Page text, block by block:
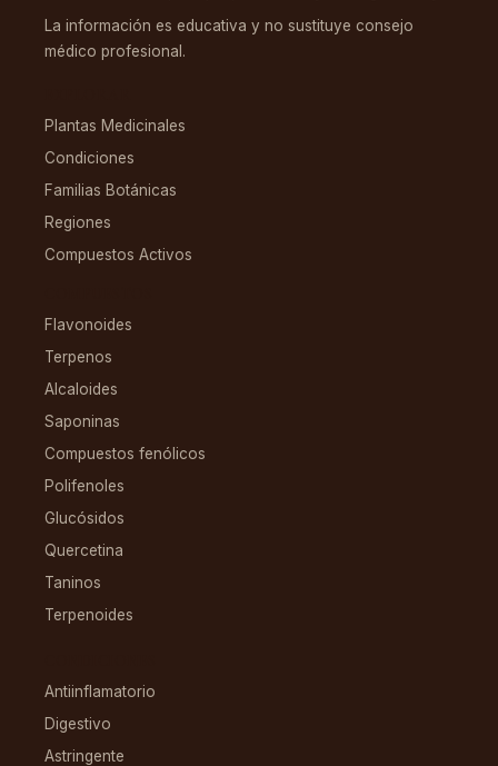
La información es educativa y no sustituye consejo
médico profesional.
Plantas Medicinales
Condiciones
Familias Botánicas
Regiones
Compuestos Activos
Flavonoides
Terpenos
Alcaloides
Saponinas
Compuestos fenólicos
Polifenoles
Glucósidos
Quercetina
Taninos
Terpenoides
Antiinflamatorio
Digestivo
Astringente